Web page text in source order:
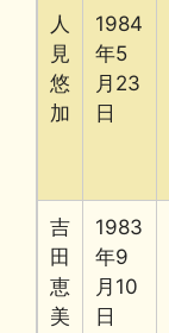
人
見
悠
加
1984
年5
月23
日
吉
田
恵
美
1983
年9
月10
日